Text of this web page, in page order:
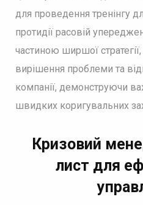
для проведення тренінгу
протидії расовій
частиною ширшої
вирішення проблеми та
компанії, демонструючи
швидких коригувальних
Кризовий
лист для